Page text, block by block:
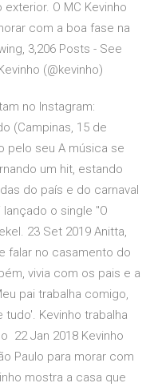
O MC Kevinho
com a boa fase na
3,206 Posts - See
(@kevinho)
no Instagram:
(Campinas, 15 de
pelo seu A música se
um hit, estando
do país e do carnaval
o single "O
23 Set 2019 Anitta,
falar no casamento do
vivia com os pais e a
pai trabalha comigo,
Kevinho trabalha
22 Jan 2018 Kevinho
Paulo para morar com
mostra a casa que